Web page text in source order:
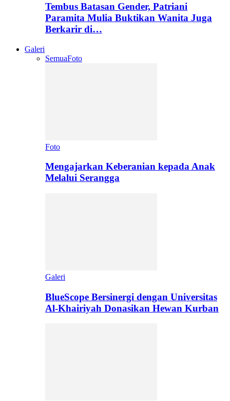
Tembus Batasan Gender, Patriani
Paramita Mulia Buktikan Wanita Juga
Berkarir di…
Galeri
SemuaFoto
Foto
Mengajarkan Keberanian kepada Anak
Melalui Serangga
Galeri
BlueScope Bersinergi dengan Universitas
Al-Khairiyah Donasikan Hewan Kurban